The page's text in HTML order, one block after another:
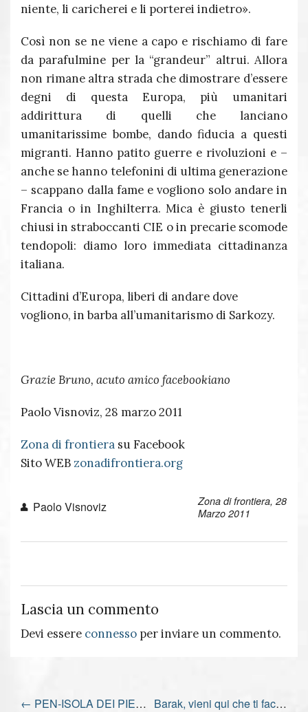
niente, li caricherei e li porterei indietro».
Così non se ne viene a capo e rischiamo di fare
da parafulmine per la “grandeur” altrui. Allora
non rimane altra strada che dimostrare d’essere
degni di questa Europa, più umanitari
addirittura di quelli che lanciano
umanitarissime bombe, dando fiducia a questi
migranti. Hanno patito guerre e rivoluzioni e –
anche se hanno telefonini di ultima generazione
– scappano dalla fame e vogliono solo andare in
Francia o in Inghilterra. Mica è giusto tenerli
chiusi in straboccanti CIE o in precarie scomode
tendopoli: diamo loro immediata cittadinanza
italiana.
Cittadini d’Europa, liberi di andare dove
vogliono, in barba all’umanitarismo di Sarkozy.
Grazie Bruno, acuto amico facebookiano
Paolo Visnoviz, 28 marzo 2011
Zona di frontiera su Facebook
Sito WEB zonadifrontiera.org
Paolo Visnoviz
Zona di frontiera, 28
Marzo 2011
Lascia un commento
Devi essere connesso per inviare un commento.
← PEN-ISOLA DEI PIEMME Barak, vieni qui che ti faccio il disegnino.